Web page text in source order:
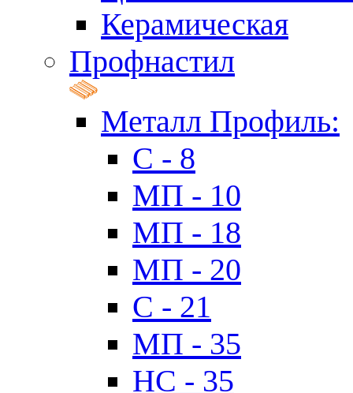
Керамическая
Профнастил
Металл Профиль:
C - 8
МП - 10
МП - 18
МП - 20
C - 21
МП - 35
HC - 35